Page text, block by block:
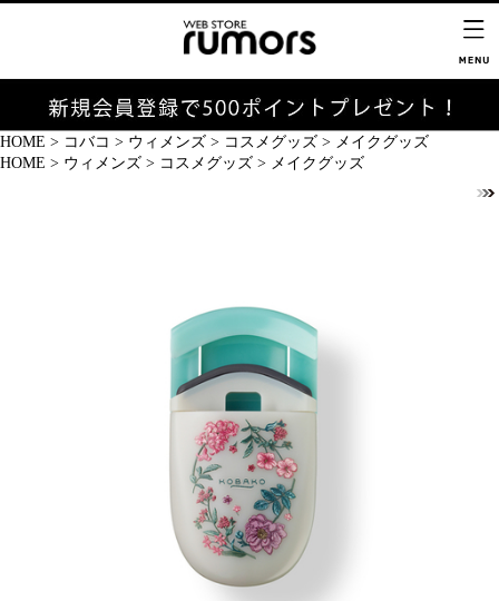
HOME > コバコ > ウィメンズ > コスメグッズ > メイクグッズ
HOME > ウィメンズ > コスメグッズ > メイクグッズ